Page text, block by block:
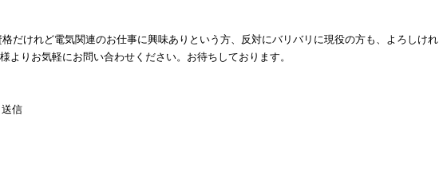
だけれど電気関連のお仕事に興味ありという方、反対にバリバリに現役の方も、よろしけれ
よりお気軽にお問い合わせください。お待ちしております。
信